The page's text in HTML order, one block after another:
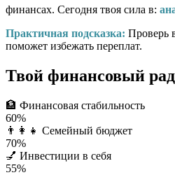
финансах. Сегодня твоя сила в:
Практичная подсказка: Проверь
поможет избежать переплат.
Твой финансовый
🏦 Финансовая стабильность
60%
👨‍👩‍👧 Семейный бюджет
70%
💅 Инвестиции в себя
55%